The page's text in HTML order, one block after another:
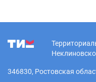
346830, Ростовская